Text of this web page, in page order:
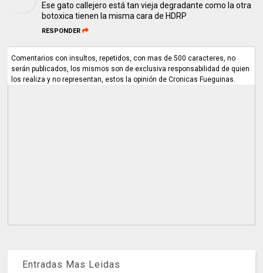
Ese gato callejero está tan vieja degradante como la otra
botoxica tienen la misma cara de HDRP
RESPONDER
Comentarios con insultos, repetidos, con mas de 500 caracteres, no
serán publicados, los mismos son de exclusiva responsabilidad de quien
los realiza y no representan, estos la opinión de Cronicas Fueguinas.
Entradas Mas Leidas